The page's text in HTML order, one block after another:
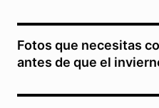
Fotos que necesitas
antes de que el